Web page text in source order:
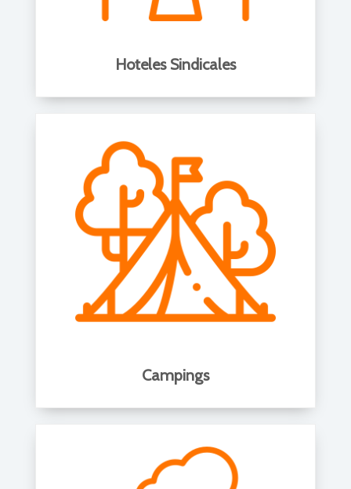
Hoteles Sindicales
Campings